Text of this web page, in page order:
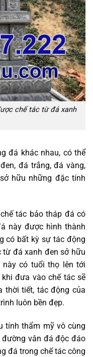
chế tác từ đá xanh
đá khác nhau, có thể
đá trắng, đá vàng,
hữu những đặc tính
tác bảo tháp đá có
này được hình thành
có bất kỳ sự tác động
từ đá xanh đen sở hữu
có tuổi thọ lên tới
đưa vào chế tác sẽ
thời tiết, tác động của
luôn bền đẹp.
tính thẩm mỹ vô cùng
vân đá độc đáo
đá trong chế tác công